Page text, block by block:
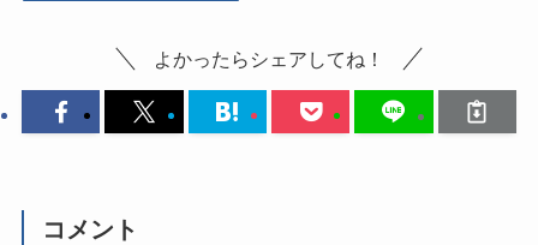
よかったらシェアしてね！
コメント